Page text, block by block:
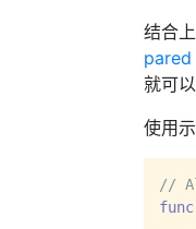
结合
就可
使用示
//
func